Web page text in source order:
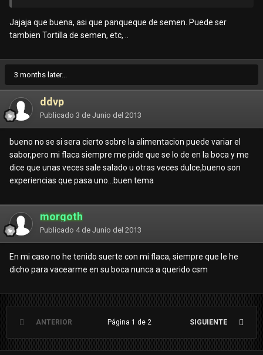
Jajaja que buena, asi que panqueque de semen. Puede ser
tambien Tortilla de semen, etc, ..
3 months later...
ddvp
Publicado 3 de Junio del 2013
bueno no se si sera cierto sobre la alimentacion puede variar el
sabor,pero mi flaca siempre me pide que se lo de en la boca y me
dice que unas veces sale salado u otras veces dulce,bueno son
experiencias que pasa uno...buen tema
morgoth
Publicado 4 de Junio del 2013
En mi caso no he tenido suerte con mi flaca, siempre que le he
dicho para vacearme en su boca nunca a querido csm
ANTERIOR SIGUIENTE
Página 1 de 2